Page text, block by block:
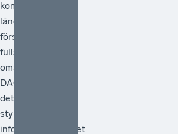
kommissionen sitt
länge väntade
förslag på en
fullständig
omarbetning av
DAC-direktivet –
det regelverk som
styr
informationsutbytet